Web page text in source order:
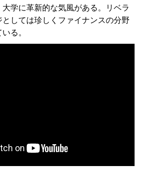
大学に革新的な気風がある。リベラ
しては珍しくファイナンスの分野
る。